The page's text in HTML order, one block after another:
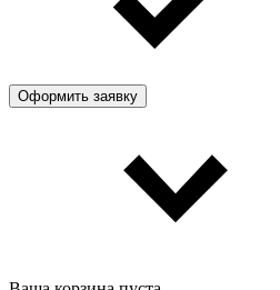
Оформить заявку